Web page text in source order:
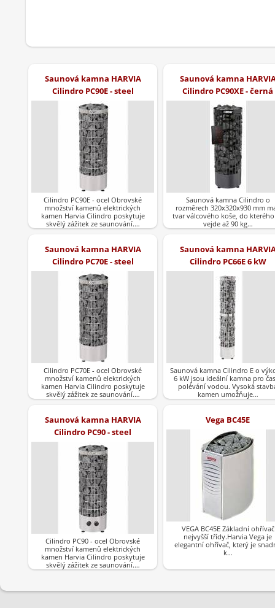
Saunová kamna HARVIA
Cilindro PC90E - steel
Cilindro PC90E - ocel Obrovské
množství kamenů elektrických
kamen Harvia Cilindro poskytuje
skvělý zážitek ze saunování.…
Saunová kamna
Cilindro PC90XE - černá
Saunová kamna Cilindro o
rozměrech 320x320x930 mm
tvar válcového koše, do kterého
vejde až 90 kg…
Saunová kamna HARVIA
Cilindro PC70E - steel
Cilindro PC70E - ocel Obrovské
množství kamenů elektrických
kamen Harvia Cilindro poskytuje
skvělý zážitek ze saunování.…
Saunová kamna
Cilindro PC66E 6 kW
Saunová kamna Cilindro E o
6 kW jsou ideální kamna pro
polévání vodou. Vysoká
kamen umožňuje…
Saunová kamna HARVIA
Cilindro PC90 - steel
Cilindro PC90 - ocel Obrovské
množství kamenů elektrických
kamen Harvia Cilindro poskytuje
skvělý zážitek ze saunování.…
Vega BC45E
VEGA BC45E Základní ohřívač
nejvyšší třídy.Harvia Vega je
elegantní ohřívač, který je
k…